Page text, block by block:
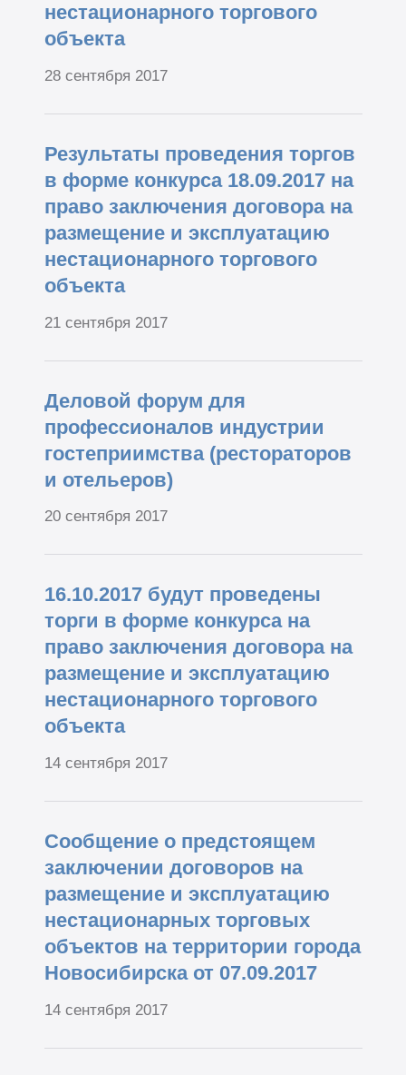
нестационарного торгового
объекта
28 сентября 2017
Результаты проведения торгов
в форме конкурса 18.09.2017 на
право заключения договора на
размещение и эксплуатацию
нестационарного торгового
объекта
21 сентября 2017
Деловой форум для
профессионалов индустрии
гостеприимства (рестораторов
и отельеров)
20 сентября 2017
16.10.2017 будут проведены
торги в форме конкурса на
право заключения договора на
размещение и эксплуатацию
нестационарного торгового
объекта
14 сентября 2017
Сообщение о предстоящем
заключении договоров на
размещение и эксплуатацию
нестационарных торговых
объектов на территории города
Новосибирска от 07.09.2017
14 сентября 2017